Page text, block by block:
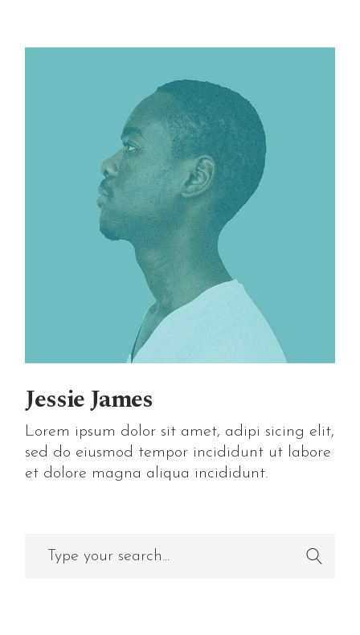
Jessie James
Lorem ipsum dolor sit amet, adipi sicing elit,
sed do eiusmod tempor incididunt ut labore
et dolore magna aliqua incididunt.